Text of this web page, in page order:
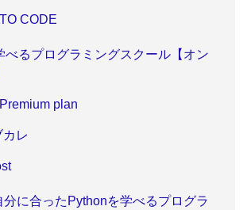
CODE
べるプログラミングスクール【オン
plan
レ
分に合ったPythonを学べるプログラ